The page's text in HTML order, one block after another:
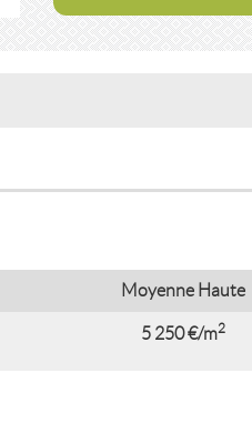
Moyenne Haute
5 250 €/m2